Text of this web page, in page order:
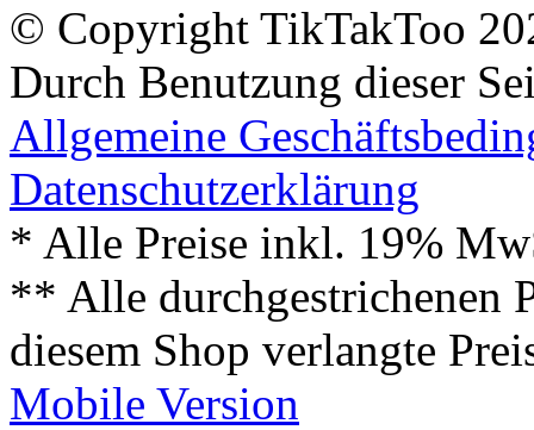
© Copyright TikTakToo
Durch Benutzung dieser
Allgemeine
Datenschutzerklärung
* Alle Preise inkl. 19%
** Alle durchgestrichenen
diesem Shop verlangte
Mobile Version